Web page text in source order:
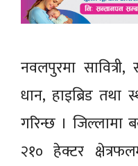
नवलपुरमा सावित्री,
धान, हाइब्रिड तथा
गरिन्छ । जिल्लामा
२१० हेक्टर